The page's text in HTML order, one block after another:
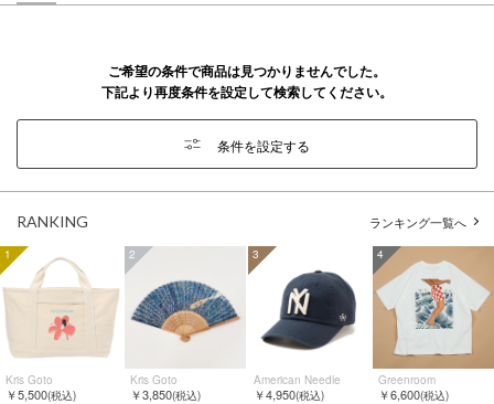
ご希望の条件で商品は見つかりませんでした。
下記より再度条件を設定して検索してください。
条件を設定する
RANKING ランキング一覧へ
1
Kris Goto
￥5,500(税込)
2
Kris Goto
￥3,850(税込)
3
American Needle
￥4,950(税込)
4
Greenroom
￥6,600(税込)